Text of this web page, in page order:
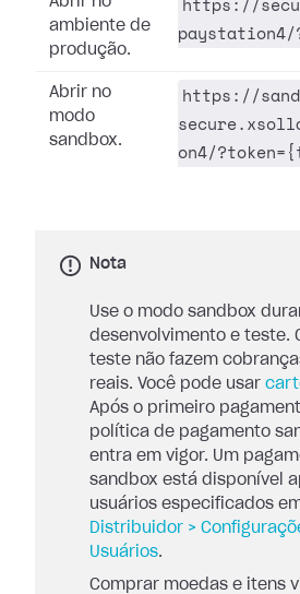
ambiente de
produção.
paystation4/
Abrir no
modo
sandbox.
https://
on4/
Nota
Use o modo sandbox
desenvolvimento e teste.
teste não fazem
reais. Você pode usar
Após o primeiro
política de pagamento
entra em vigor. Um
sandbox está disponível
usuários especificados
Distribuidor >
Usuários.
Comprar moedas e itens